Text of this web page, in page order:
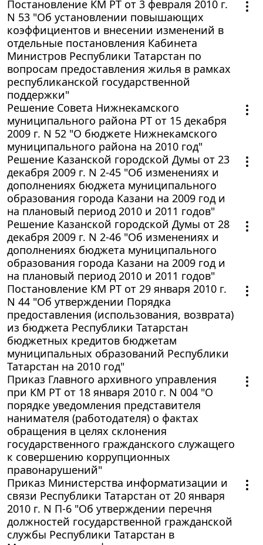
Постановление КМ РТ от 3 февраля 2010 г.
N 53 "Об установлении повышающих
коэффициентов и внесении изменений в
отдельные постановления Кабинета
Министров Республики Татарстан по
вопросам предоставления жилья в рамках
республиканской государственной
поддержки"
Решение Совета Нижнекамского
муниципального района РТ от 15 декабря
2009 г. N 52 "О бюджете Нижнекамского
муниципального района на 2010 год"
Решение Казанской городской Думы от 23
декабря 2009 г. N 2-45 "Об изменениях и
дополнениях бюджета муниципального
образования города Казани на 2009 год и
на плановый период 2010 и 2011 годов"
Решение Казанской городской Думы от 28
декабря 2009 г. N 2-46 "Об изменениях и
дополнениях бюджета муниципального
образования города Казани на 2009 год и
на плановый период 2010 и 2011 годов"
Постановление КМ РТ от 29 января 2010 г.
N 44 "Об утверждении Порядка
предоставления (использования, возврата)
из бюджета Республики Татарстан
бюджетных кредитов бюджетам
муниципальных образований Республики
Татарстан на 2010 год"
Приказ Главного архивного управления
при КМ РТ от 18 января 2010 г. N 004 "О
порядке уведомления представителя
нанимателя (работодателя) о фактах
обращения в целях склонения
государственного гражданского служащего
к совершению коррупционных
правонарушений"
Приказ Министерства информатизации и
связи Республики Татарстан от 20 января
2010 г. N П-6 "Об утверждении перечня
должностей государственной гражданской
службы Республики Татарстан в